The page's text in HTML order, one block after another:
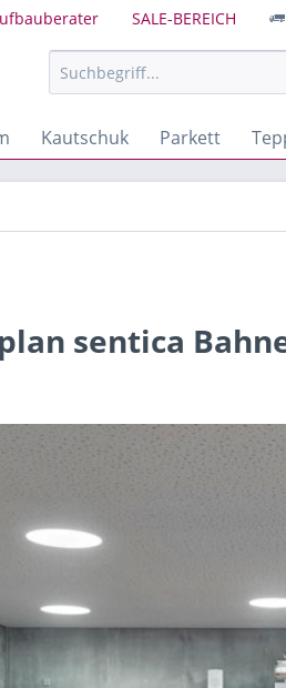
SALE-BEREICH
Kautschuk Parkett
sentica